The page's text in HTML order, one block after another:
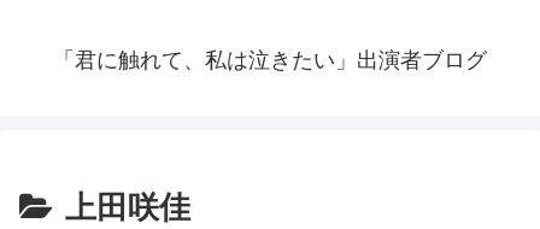
「君に触れて、私は泣きたい」出演者ブログ
上田咲佳